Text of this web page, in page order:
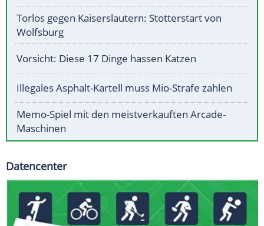
Torlos gegen Kaiserslautern: Stotterstart von
Wolfsburg
Vorsicht: Diese 17 Dinge hassen Katzen
Illegales Asphalt-Kartell muss Mio-Strafe zahlen
Memo-Spiel mit den meistverkauften Arcade-
Maschinen
Datencenter